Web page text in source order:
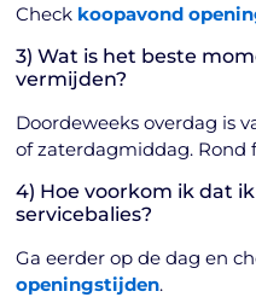
Check koopavond
3) Wat is het beste
vermijden?
Doordeweeks overdag is
of zaterdagmiddag. Rond
4) Hoe voorkom ik dat
servicebalies?
Ga eerder op de dag en
openingstijden.